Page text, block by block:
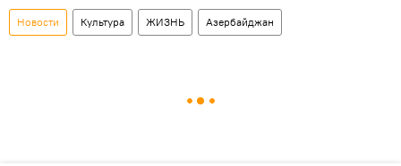
Новости Культура ЖИЗНЬ Азербайджан